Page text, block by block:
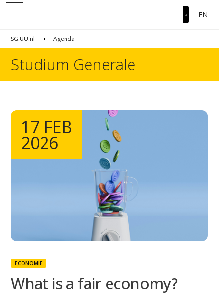
EN
SG.UU.nl Agenda
Studium Generale
17 FEB
2026
ECONOMIE
What is a fair economy?